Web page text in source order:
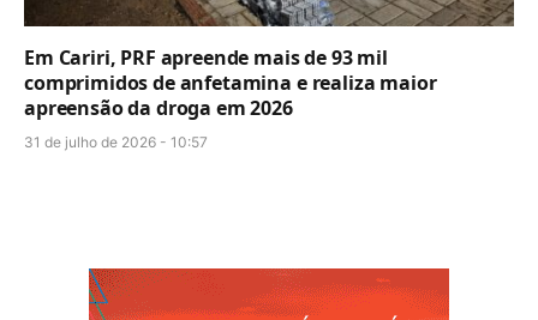
Em Cariri, PRF apreende mais de 93 mil
comprimidos de anfetamina e realiza maior
apreensão da droga em 2026
31 de julho de 2026 - 10:57